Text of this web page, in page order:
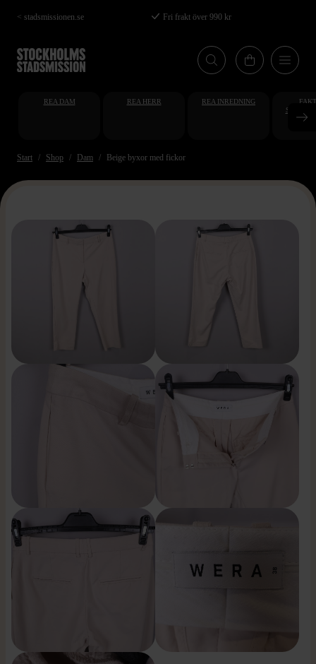
Hoppa
till
huvudinnehåll
< stadsmissionen.se Fri frakt över 990 kr
REA DAM REA HERR REA INREDNING
Start Shop Dam Beige byxor med fickor